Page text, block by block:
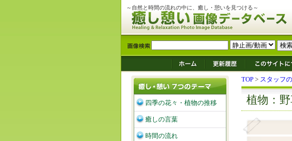
～自然と時間の流れの中に、癒し・憩いを見つける～
TOP > スタッフ
植物：
四季の花々・植物の推移
癒しの言葉
時間の流れ